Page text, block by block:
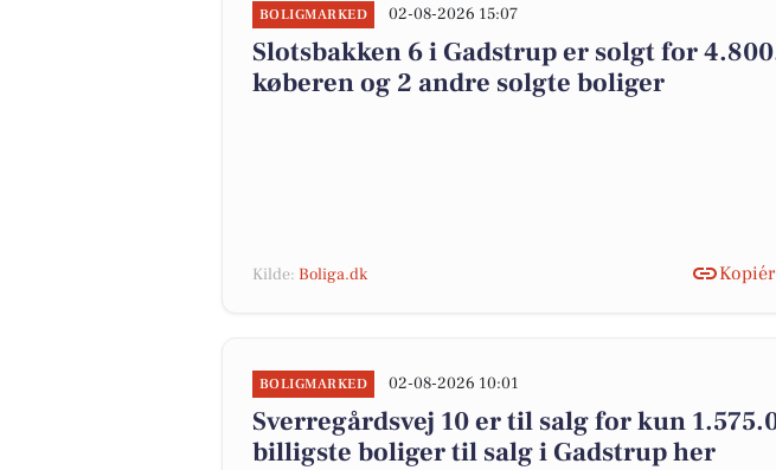
BOLIGMARKED 02-08-2026 15:07
Slotsbakken 6 i Gadstrup er solgt for
køberen og 2 andre solgte boliger
Kilde: Boliga.dk
BOLIGMARKED 02-08-2026 10:01
Sverregårdsvej 10 er til salg for kun
billigste boliger til salg i Gadstrup her